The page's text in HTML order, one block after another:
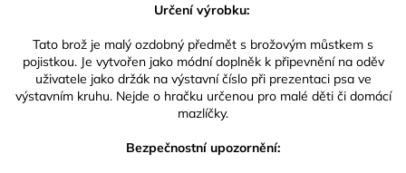
Určení výrobku:
Tato brož je malý ozdobný předmět s brožovým můstkem s
pojistkou. Je vytvořen jako módní doplněk k připevnění na oděv
uživatele jako držák na výstavní číslo při prezentaci psa ve
výstavním kruhu. Nejde o hračku určenou pro malé děti či domácí
mazlíčky.
Bezpečnostní upozornění: